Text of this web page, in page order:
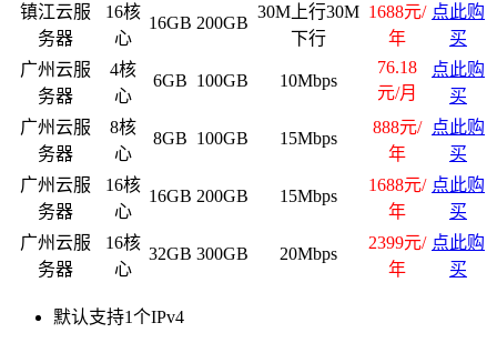
镇江云服
务器
16核
心
16GB 200GB
30M上行30M
下行
1688元/
年
点此购
买
广州云服
务器
4核
心
6GB 100GB 10Mbps
76.18
元/月
点此购
买
广州云服
务器
8核
心
8GB 100GB 15Mbps
888元/
年
点此购
买
广州云服
务器
16核
心
16GB 200GB 15Mbps
1688元/
年
点此购
买
广州云服
务器
16核
心
32GB 300GB 20Mbps
2399元/
年
点此购
买
默认支持1个IPv4